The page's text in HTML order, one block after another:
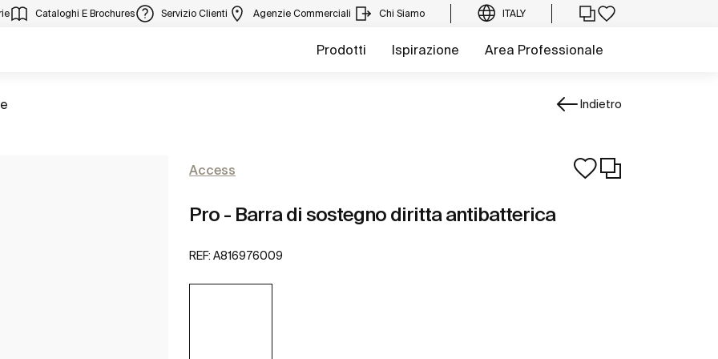
Cataloghi E Brochures Servizio Clienti Agenzie Commerciali Chi Siamo ITALY
Prodotti Ispirazione Area Professionale
Indietro
Access
Pro - Barra di sostegno diritta antibatterica
REF: A816976009